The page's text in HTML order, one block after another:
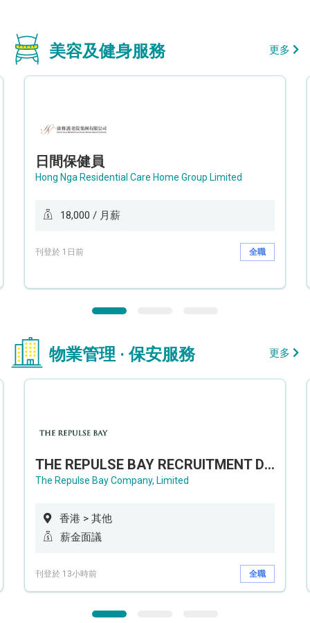
美容及健身服務 更多
日間保健員
Hong Nga Residential Care Home Group Limited
18,000 / 月薪
刊登於 1日前 全職
物業管理 · 保安服務 更多
THE REPULSE BAY RECRUITMENT DAY 淺水灣影灣園人才招聘會
The Repulse Bay Company, Limited
香港 > 其他
薪金面議
刊登於 13小時前 全職